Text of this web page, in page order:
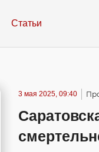
Статьи
3 мая 2025, 09:40